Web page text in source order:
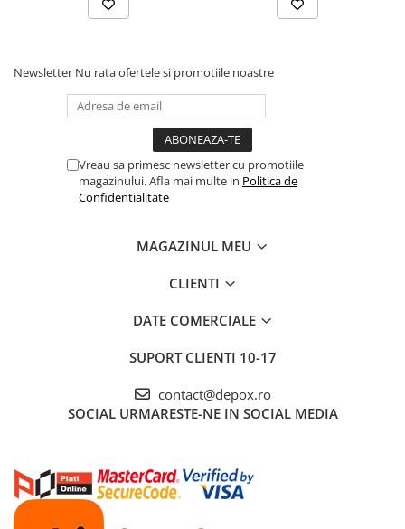
Newsletter Nu rata ofertele si promotiile noastre
Vreau sa primesc newsletter cu promotiile
magazinului. Afla mai multe in Politica de
Confidentialitate
MAGAZINUL MEU
CLIENTI
DATE COMERCIALE
SUPORT CLIENTI 10-17
contact@depox.ro
SOCIAL URMARESTE-NE IN SOCIAL MEDIA